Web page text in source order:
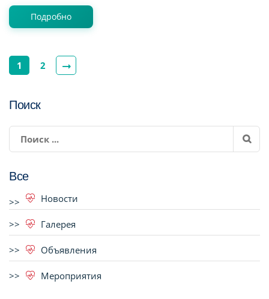
Поиск
Все
Новости
Галерея
Объявления
Мероприятия
Подробно
1 2